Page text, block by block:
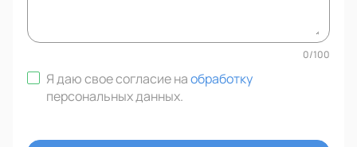
0/100
Я даю свое согласие наобработку
персональных данных.